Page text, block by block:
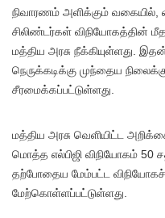
நிவாரணம் அளிக்கும் வகையில்,
சிலிண்டர்கள் விநியோகத்தின்
மத்திய அரசு நீக்கியுள்ளது.
நெருக்கடிக்கு முந்தைய
சீரமைக்கப்பட்டுள்ளது.
மத்திய அரசு வெளியிட்ட
மொத்த எல்பிஜி விநியோகம் 50
தற்போதைய மேம்பட்ட விநியோகச்
மேற்கொள்ளப்பட்டுள்ளது.